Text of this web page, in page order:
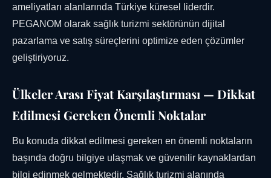
ameliyatları alanlarında Türkiye küresel liderdir.
PEGANOM olarak sağlık turizmi sektörünün dijital
pazarlama ve satış süreçlerini optimize eden çözümler
geliştiriyoruz.
Ülkeler Arası Fiyat Karşılaştırması — Dikkat
Edilmesi Gereken Önemli Noktalar
Bu konuda dikkat edilmesi gereken en önemli noktaların
başında doğru bilgiye ulaşmak ve güvenilir kaynaklardan
bilgi edinmek gelmektedir. Sağlık turizmi alanında